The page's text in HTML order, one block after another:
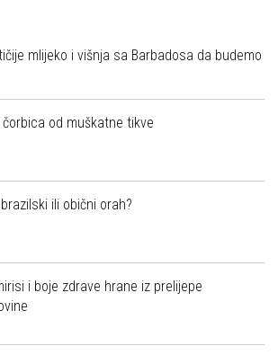
mlijeko i višnja sa Barbadosa da budemo
čorbica od muškatne tikve
ili obični orah?
i boje zdrave hrane iz prelijepe